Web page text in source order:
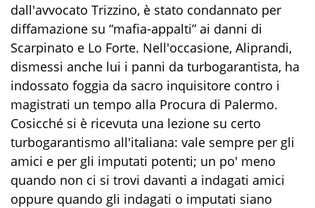
dall'avvocato Trizzino, è stato condannato per
diffamazione su “mafia-appalti” ai danni di
Scarpinato e Lo Forte. Nell'occasione, Aliprandi,
dismessi anche lui i panni da turbogarantista, ha
indossato foggia da sacro inquisitore contro i
magistrati un tempo alla Procura di Palermo.
Cosicché si è ricevuta una lezione su certo
turbogarantismo all'italiana: vale sempre per gli
amici e per gli imputati potenti; un po' meno
quando non ci si trovi davanti a indagati amici
oppure quando gli indagati o imputati siano